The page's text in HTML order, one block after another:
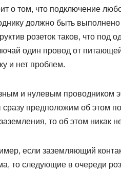
о том, что подключение
должно быть
розеток таков, что под
один провод от
и нет проблем.
и нулевым проводником
сразу предположим об этом
то об этом никак
если заземляющий
то следующие в очереди